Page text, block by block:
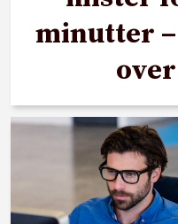
minutter